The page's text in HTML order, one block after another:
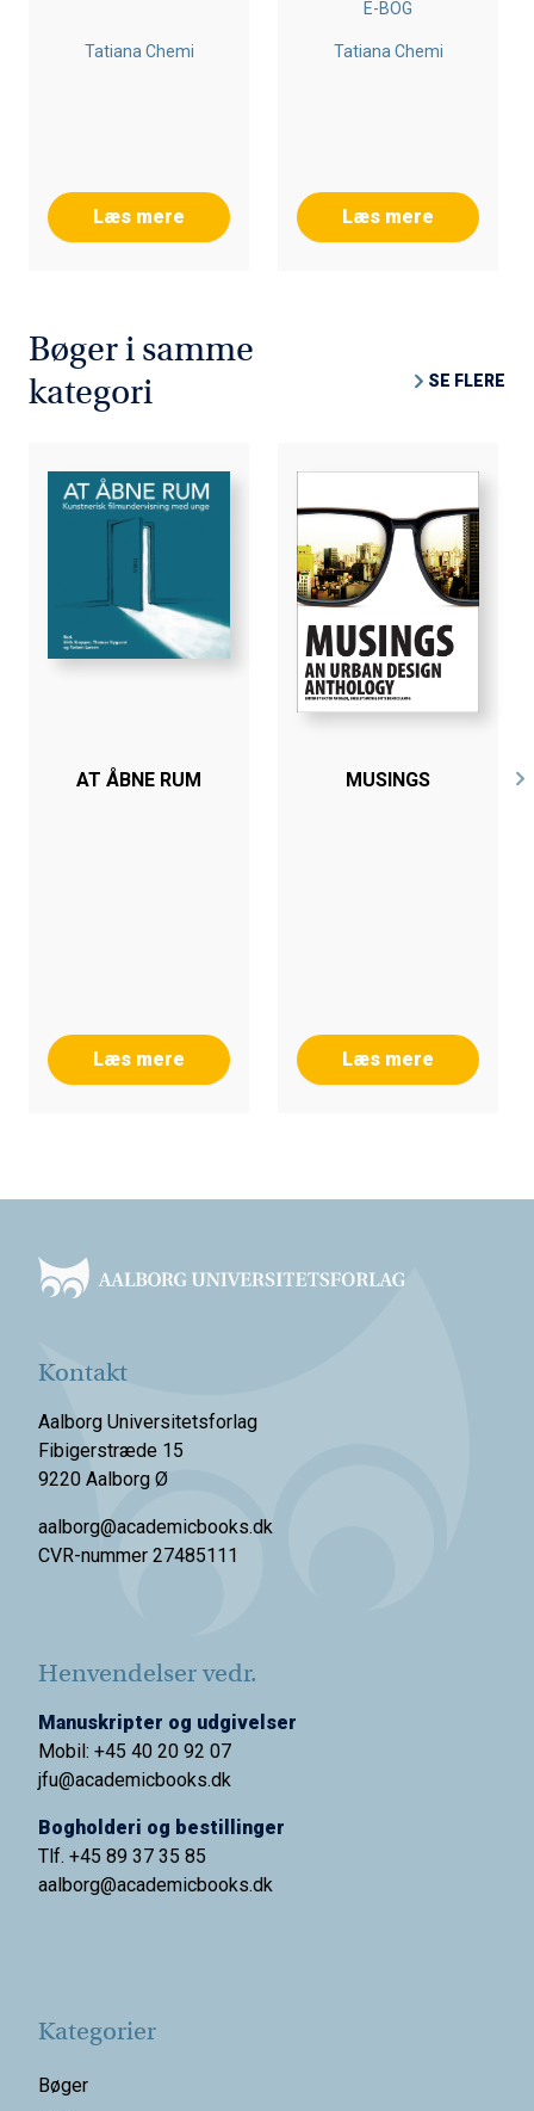
Tatiana Chemi
Læs mere
PERSPEKTIVER
E-BOG
Tatiana Chemi
Læs mere
Bøger i samme
kategori
SE FLERE
AT ÅBNE RUM
Læs mere
MUSINGS
Læs mere
Kontakt
Aalborg Universitetsforlag
Fibigerstræde 15
9220 Aalborg Ø
aalborg@academicbooks.dk
CVR-nummer 27485111
Henvendelser vedr.
Manuskripter og udgivelser
Mobil: +45 40 20 92 07
jfu@academicbooks.dk
Bogholderi og bestillinger
Tlf. +45 89 37 35 85
aalborg@academicbooks.dk
Kategorier
Bøger